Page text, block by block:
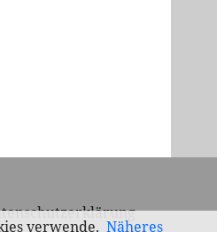
verwende. Näheres